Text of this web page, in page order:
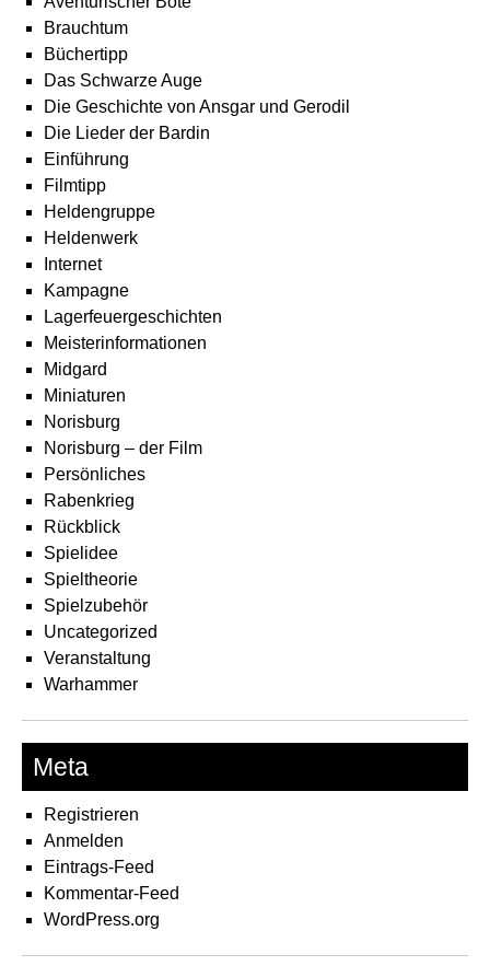
Brauchtum
Büchertipp
Das Schwarze Auge
Die Geschichte von Ansgar und Gerodil
Die Lieder der Bardin
Einführung
Filmtipp
Heldengruppe
Heldenwerk
Internet
Kampagne
Lagerfeuergeschichten
Meisterinformationen
Midgard
Miniaturen
Norisburg
Norisburg – der Film
Persönliches
Rabenkrieg
Rückblick
Spielidee
Spieltheorie
Spielzubehör
Uncategorized
Veranstaltung
Warhammer
Meta
Registrieren
Anmelden
Eintrags-Feed
Kommentar-Feed
WordPress.org